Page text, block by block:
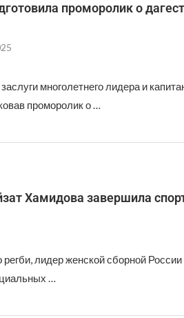
проморолик о
многолетнего лидера и
проморолик о …
Хамидова завершила
лидер женской сборной
…